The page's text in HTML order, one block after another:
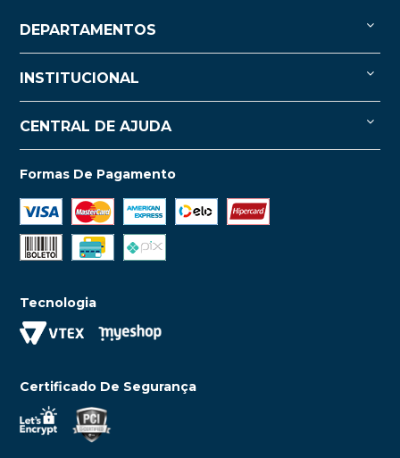
DEPARTAMENTOS
INSTITUCIONAL
CENTRAL DE AJUDA
Formas De Pagamento
Tecnologia
Certificado De Segurança